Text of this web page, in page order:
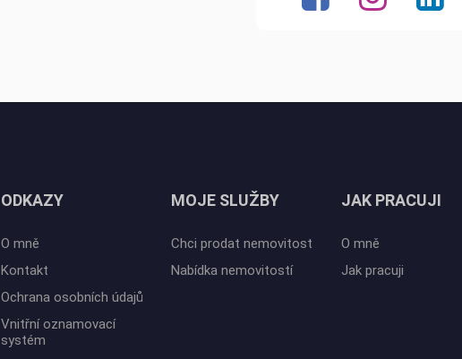
ODKAZY
O mně
Kontakt
Ochrana osobních údajů
Vnitřní oznamovací
systém
MOJE SLUŽBY
Chci prodat nemovitost
Nabídka nemovitostí
JAK PRACUJI
O mně
Jak pracuji